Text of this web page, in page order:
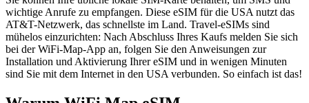
wichtige Anrufe zu empfangen. Diese eSIM für die USA nutzt das
AT&T-Netzwerk, das schnellste im Land. Travel-eSIMs sind
mühelos einzurichten: Nach Abschluss Ihres Kaufs melden Sie sich
bei der WiFi-Map-App an, folgen Sie den Anweisungen zur
Installation und Aktivierung Ihrer eSIM und in wenigen Minuten
sind Sie mit dem Internet in den USA verbunden. So einfach ist das!